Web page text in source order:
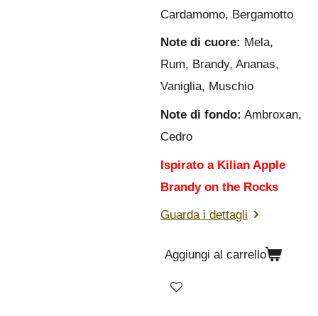
Cardamomo, Bergamotto
Note di cuore: Mela,
Rum, Brandy, Ananas,
Vaniglia, Muschio
Note di fondo: Ambroxan,
Cedro
Ispirato a Kilian Apple
Brandy on the Rocks
Guarda i dettagli
Aggiungi al carrello